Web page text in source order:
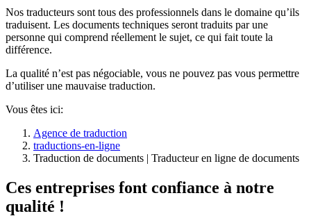
Nos traducteurs sont tous des professionnels dans le domaine qu’ils
traduisent. Les documents techniques seront traduits par une
personne qui comprend réellement le sujet, ce qui fait toute la
différence.
La qualité n’est pas négociable, vous ne pouvez pas vous permettre
d’utiliser une mauvaise traduction.
Vous êtes ici:
Agence de traduction
traductions-en-ligne
Traduction de documents | Traducteur en ligne de documents
Ces entreprises font confiance à notre
qualité !